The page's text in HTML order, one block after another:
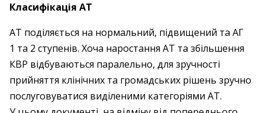
Класифікація АТ
АТ поділяється на нормальний, підвищений та АГ
1 та 2 ступенів. Хоча наростання АТ та збільшення
КВР відбуваються паралельно, для зручності
прийняття клінічних та громадських рішень зручно
послуговуватися виділеними категоріями АТ.